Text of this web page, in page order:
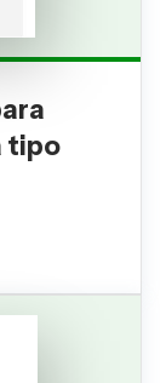
tipo